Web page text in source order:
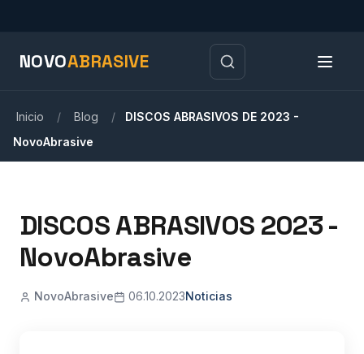
NOVOABRASIVE
Inicio / Blog /
DISCOS ABRASIVOS DE 2023 -
NovoAbrasive
DISCOS ABRASIVOS 2023 -
NovoAbrasive
NovoAbrasive 06.10.2023Noticias